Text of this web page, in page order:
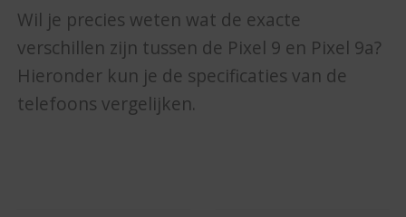
Wil je precies weten wat de exacte
verschillen zijn tussen de Pixel 9 en Pixel 9a?
Hieronder kun je de specificaties van de
telefoons vergelijken.